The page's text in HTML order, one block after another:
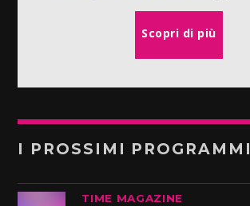
Scopri di più
I PROSSIMI PROGRAMMI
TIME MAGAZINE